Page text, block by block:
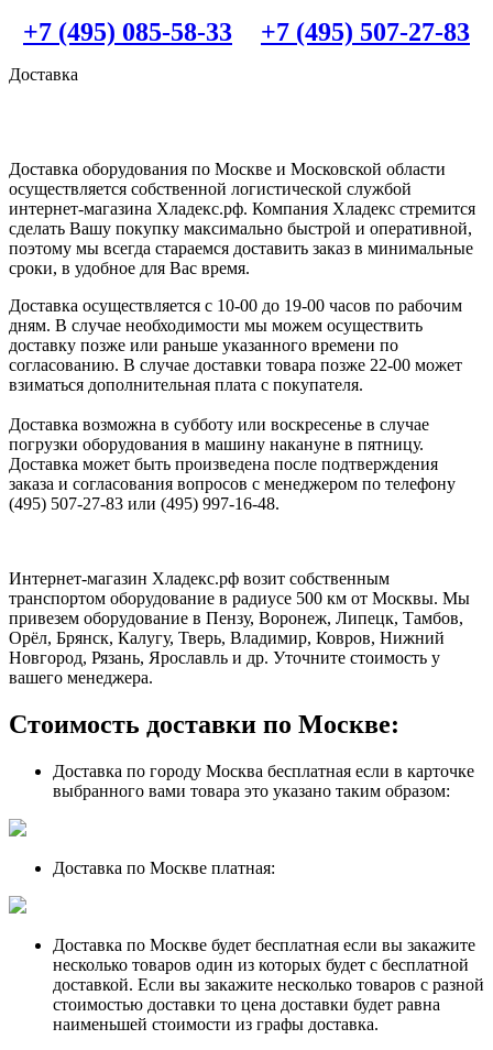
+7 (495) 085-58-33
+7 (495) 507-27-83
Доставка
Доставка оборудования по Москве и Московской области
осуществляется собственной логистической службой
интернет-магазина Хладекс.рф. Компания Хладекс стремится
сделать Вашу покупку максимально быстрой и оперативной,
поэтому мы всегда стараемся доставить заказ в минимальные
сроки, в удобное для Вас время.
Доставка осуществляется с 10-00 до 19-00 часов по рабочим
дням. В случае необходимости мы можем осуществить
доставку позже или раньше указанного времени по
согласованию. В случае доставки товара позже 22-00 может
взиматься дополнительная плата с покупателя.
Доставка возможна в субботу или воскресенье в случае
погрузки оборудования в машину накануне в пятницу.
Доставка может быть произведена после подтверждения
заказа и согласования вопросов с менеджером по телефону
(495) 507-27-83 или (495) 997-16-48.
Интернет-магазин Хладекс.рф возит собственным
транспортом оборудование в радиусе 500 км от Москвы. Мы
привезем оборудование в Пензу, Воронеж, Липецк, Тамбов,
Орёл, Брянск, Калугу, Тверь, Владимир, Ковров, Нижний
Новгород, Рязань, Ярославль и др. Уточните стоимость у
вашего менеджера.
Стоимость доставки по Москве:
Доставка по городу Москва бесплатная если в карточке
выбранного вами товара это указано таким образом:
Доставка по Москве платная:
Доставка по Москве будет бесплатная если вы закажите
несколько товаров один из которых будет с бесплатной
доставкой. Если вы закажите несколько товаров с разной
стоимостью доставки то цена доставки будет равна
наименьшей стоимости из графы доставка.